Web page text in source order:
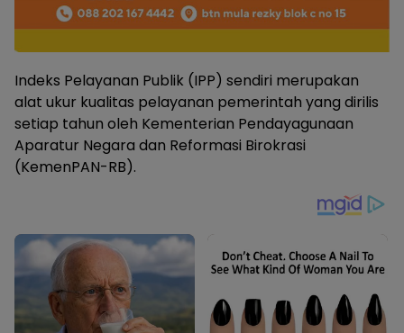
Indeks Pelayanan Publik (IPP) sendiri merupakan
alat ukur kualitas pelayanan pemerintah yang dirilis
setiap tahun oleh Kementerian Pendayagunaan
Aparatur Negara dan Reformasi Birokrasi
(KemenPAN-RB).